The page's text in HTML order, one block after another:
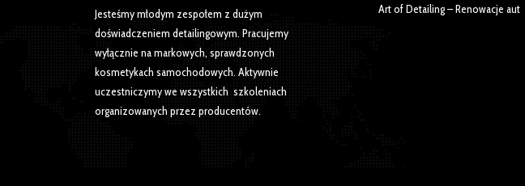
Jesteśmy młodym zespołem z dużym
doświadczeniem detailingowym. Pracujemy
wyłącznie na markowych, sprawdzonych
kosmetykach samochodowych. Aktywnie
uczestniczymy we wszystkich szkoleniach
organizowanych przez producentów.
Art of Detailing – Renowacje aut